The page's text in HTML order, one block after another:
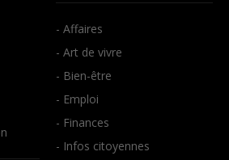
- Affaires
- Art de vivre
- Bien-être
- Emploi
- Finances
- Infos citoyennes